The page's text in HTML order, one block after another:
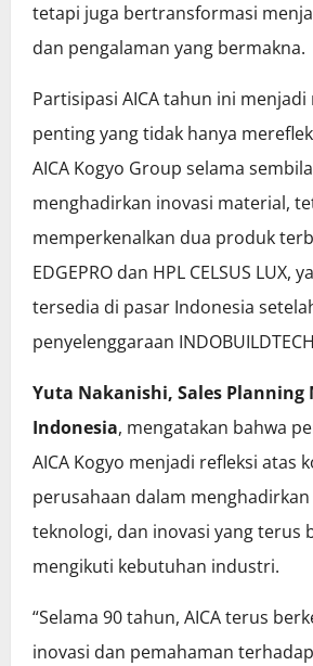
tetapi juga bertransformasi
dan pengalaman yang bermakna.
Partisipasi AICA tahun ini
penting yang tidak hanya
AICA Kogyo Group selama
menghadirkan inovasi material,
memperkenalkan dua produk
EDGEPRO dan HPL CELSUS LUX,
tersedia di pasar Indonesia
penyelenggaraan
Yuta Nakanishi, Sales Planning
Indonesia, mengatakan bahwa
AICA Kogyo menjadi refleksi atas
perusahaan dalam
teknologi, dan inovasi yang terus
mengikuti kebutuhan industri.
“Selama 90 tahun, AICA terus
inovasi dan pemahaman